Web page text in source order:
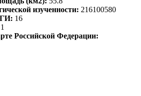
изученности: 216100580
16
1
Российской Федерации: